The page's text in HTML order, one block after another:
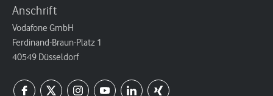
Anschrift
Vodafone GmbH
Ferdinand-Braun-Platz 1
40549 Düsseldorf